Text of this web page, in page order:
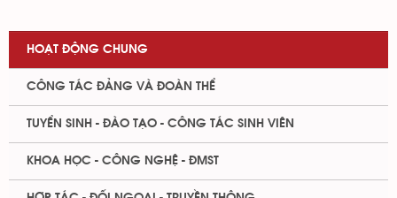
HOẠT ĐỘNG CHUNG
CÔNG TÁC ĐẢNG VÀ ĐOÀN THỂ
TUYỂN SINH - ĐÀO TẠO - CÔNG TÁC SINH VIÊN
KHOA HỌC - CÔNG NGHỆ - ĐMST